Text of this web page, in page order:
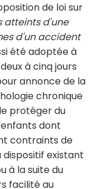
de loi sur
atteints d'une
d'un accident
été adoptée à
à cinq jours
annonce de la
chronique
protéger du
dont
contraints de
dispositif existant
à la suite du
facilité au